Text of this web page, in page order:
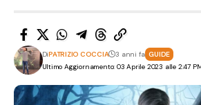
Ultimo Aggiornamento: 03 Aprile 2023 alle 2:47
DiPATRIZIO COCCIA 3 anni fa GUIDE